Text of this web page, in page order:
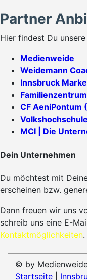
Partner
Hier findest Du
Medienweide
Weidemann
Innsbruck
CF AeniPontum
MCI | Die
Dein Unternehmen
Du möchtest mit
erscheinen bzw.
Dann freuen wir uns
schreib uns eine E-
Kontaktmöglichkeiten.
© by
Startseite